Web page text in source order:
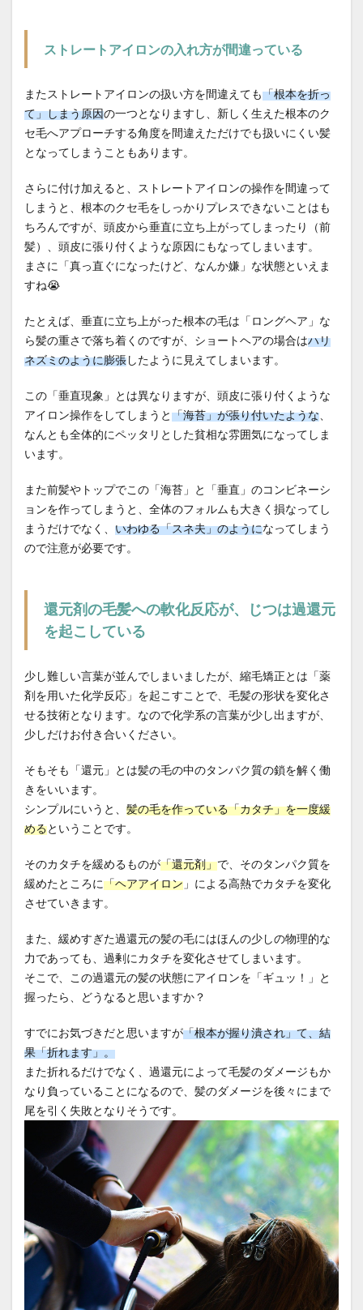
ストレートアイロンの入れ方が間違っている
またストレートアイロンの扱い方を間違えても「根本を折っ
て」しまう原因の一つとなりますし、新しく生えた根本のク
セ毛へアプローチする角度を間違えただけでも扱いにくい髪
となってしまうこともあります。
さらに付け加えると、ストレートアイロンの操作を間違って
しまうと、根本のクセ毛をしっかりプレスできないことはも
ちろんですが、頭皮から垂直に立ち上がってしまったり（前
髪）、頭皮に張り付くような原因にもなってしまいます。
まさに「真っ直ぐになったけど、なんか嫌」な状態といえま
すね😭
たとえば、垂直に立ち上がった根本の毛は「ロングヘア」な
ら髪の重さで落ち着くのですが、ショートヘアの場合はハリ
ネズミのように膨張したように見えてしまいます。
この「垂直現象」とは異なりますが、頭皮に張り付くような
アイロン操作をしてしまうと「海苔」が張り付いたような
なんとも全体的にペッタリとした貧相な雰囲気になってしま
います。
また前髪やトップでこの「海苔」と「垂直」のコンビネーシ
ョンを作ってしまうと、全体のフォルムも大きく損なってし
まうだけでなく、 いわゆる「スネ夫」のようになってしまう
ので注意が必要です。
還元剤の毛髪への軟化反応が、じつは過還元
を起こしている
少し難しい言葉が並んでしまいましたが、縮毛矯正とは「薬
剤を用いた化学反応」を起こすことで、毛髪の形状を変化さ
せる技術となります。なので化学系の言葉が少し出ますが、
少しだけお付き合いください。
そもそも「還元」とは髪の毛の中のタンパク質の鎖を解く働
きをいいます。
シンプルにいうと、 髪の毛を作っている「カタチ」を一度緩
めるということです。
そのカタチを緩めるものが「還元剤」で、そのタンパク質を
緩めたところに「ヘアアイロン 」による高熱でカタチを変化
させていきます。
また、緩めすぎた過還元の髪の毛にはほんの少しの物理的な
力であっても、過剰にカタチを変化させてしまいます。
そこで、この過還元の髪の状態にアイロンを「ギュッ！」と
握ったら、どうなると思いますか？
すでにお気づきだと思いますが「根本が握り潰され」て、結
果「折れます」。
また折れるだけでなく、過還元によって毛髪のダメージもか
なり負っていることになるので、髪のダメージを後々にまで
尾を引く失敗となりそうです。